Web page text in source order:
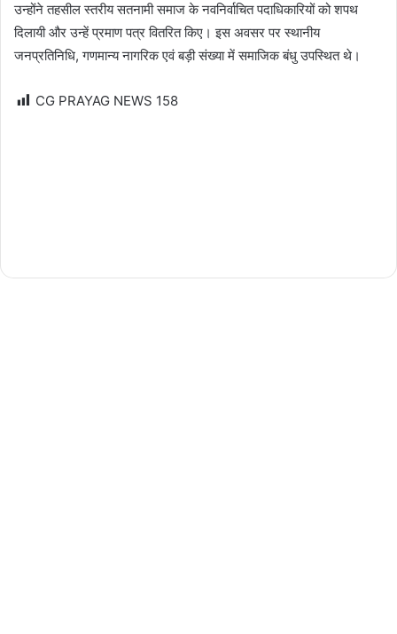
उन्होंने तहसील स्तरीय सतनामी समाज के नवनिर्वाचित पदाधिकारियों को शपथ
दिलायी और उन्हें प्रमाण पत्र वितरित किए। इस अवसर पर स्थानीय
जनप्रतिनिधि, गणमान्य नागरिक एवं बड़ी संख्या में समाजिक बंधु उपस्थित थे।
CG PRAYAG NEWS 158